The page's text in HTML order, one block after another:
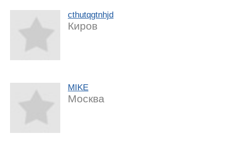
cthutqgtnhjd
Киров
MIKE
Москва